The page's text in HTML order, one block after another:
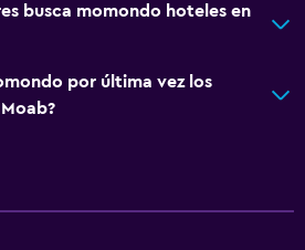
busca momondo hoteles en
por última vez los